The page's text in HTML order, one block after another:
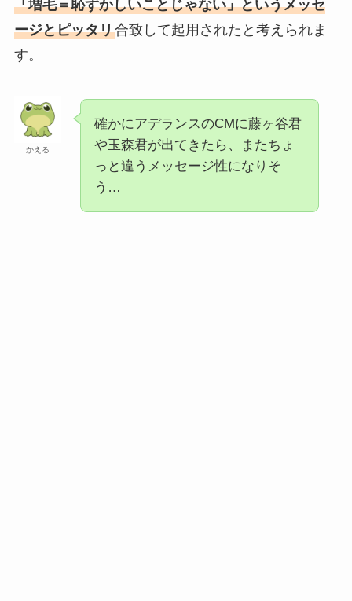
「増毛＝恥ずかしいことじゃない」というメッセ
ージとピッタリ合致して起用されたと考えられま
す。
かえる
確かにアデランスのCMに藤ヶ谷君
や玉森君が出てきたら、またちょ
っと違うメッセージ性になりそ
う…